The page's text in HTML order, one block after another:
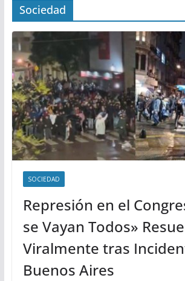
Sociedad
SOCIEDAD
Represión en el
se Vayan Todos»
Viralmente tras
Buenos Aires